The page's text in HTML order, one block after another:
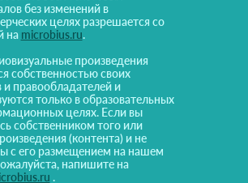
без изменений в
целях разрешается со
на microbius.ru.
произведения
собственностью своих
и правообладателей и
только в образовательных
целях. Если вы
собственником того или
(контента) и не
с его размещением на нашем
напишите на
.